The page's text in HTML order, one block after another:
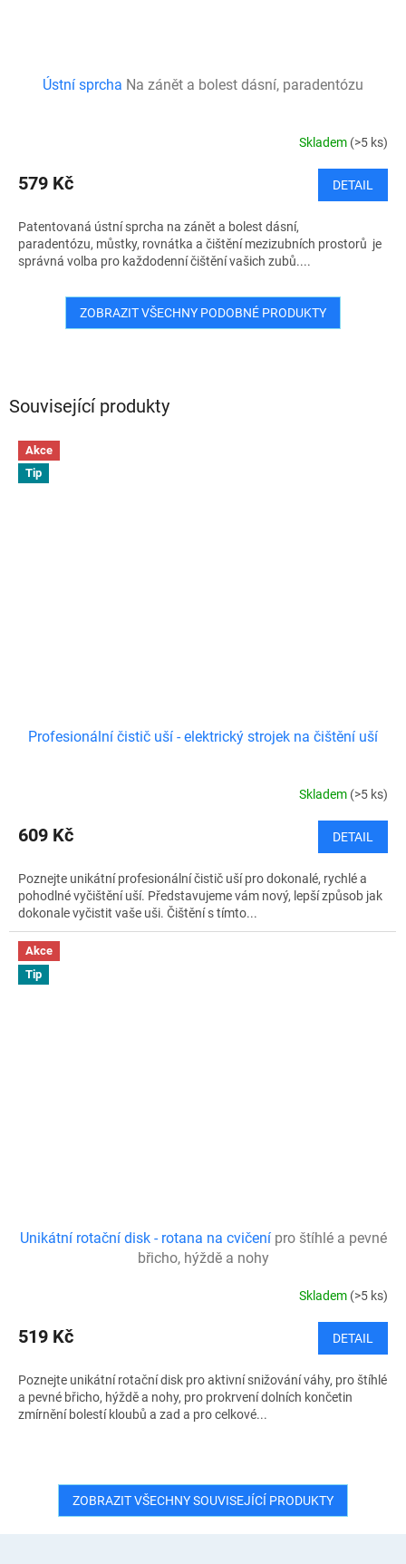
Související produkty
Akce
Tip
Profesionální čistič uší - elektrický strojek na čištění uší
Skladem (>5 ks)
609 Kč DETAIL
Poznejte unikátní profesionální čistič uší pro dokonalé, rychlé a
pohodlné vyčištění uší. Představujeme vám nový, lepší způsob jak
dokonale vyčistit vaše uši. Čištění s tímto...
Akce
Tip
Unikátní rotační disk - rotana na cvičení pro štíhlé a pevné
břicho, hýždě a nohy
Skladem (>5 ks)
519 Kč DETAIL
Poznejte unikátní rotační disk pro aktivní snižování váhy, pro štíhlé
a pevné břicho, hýždě a nohy, pro prokrvení dolních končetin
zmírnění bolestí kloubů a zad a pro celkové...
ZOBRAZIT VŠECHNY SOUVISEJÍCÍ PRODUKTY
Ústní sprcha Na zánět a bolest dásní, paradentózu
Skladem (>5 ks)
579 Kč DETAIL
Patentovaná ústní sprcha na zánět a bolest dásní,
paradentózu, můstky, rovnátka a čištění mezizubních prostorů je
správná volba pro každodenní čištění vašich zubů....
ZOBRAZIT VŠECHNY PODOBNÉ PRODUKTY